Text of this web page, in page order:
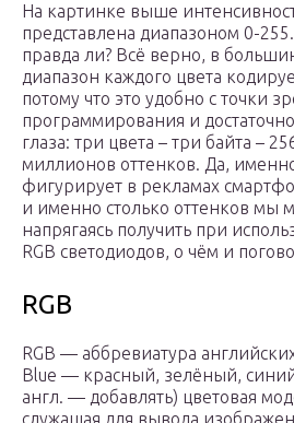
На картинке выше
представлена диапазоном 0-
правда ли? Всё верно, в
диапазон каждого цвета
потому что это удобно с точки
программирования и
глаза: три цвета – три байта –
миллионов оттенков. Да,
фигурирует в рекламах
и именно столько оттенков мы
напрягаясь получить при
RGB светодиодов, о чём и
RGB
RGB — аббревиатура
Blue — красный, зелёный,
англ. — добавлять) цветовая
служащая для вывода